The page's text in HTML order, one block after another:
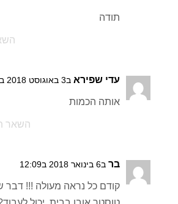
תודה
עדי שפירא ב3 באוגוסט 2018 ב18:50
אותה הכמות
השאר
בר ב6 בינואר 2018 ב12:09
קודם כל נראה מעולה !!! דבר